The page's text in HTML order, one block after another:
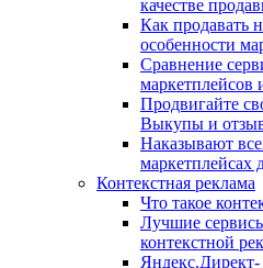
качестве
Как продавать
особенности
Сравнение
маркетплейсов
Продвигайте
Выкупы и
Наказывают
маркетплейсах
Контекстная реклама
Что такое
Лучшие
контекстной
Яндекс.Директ-